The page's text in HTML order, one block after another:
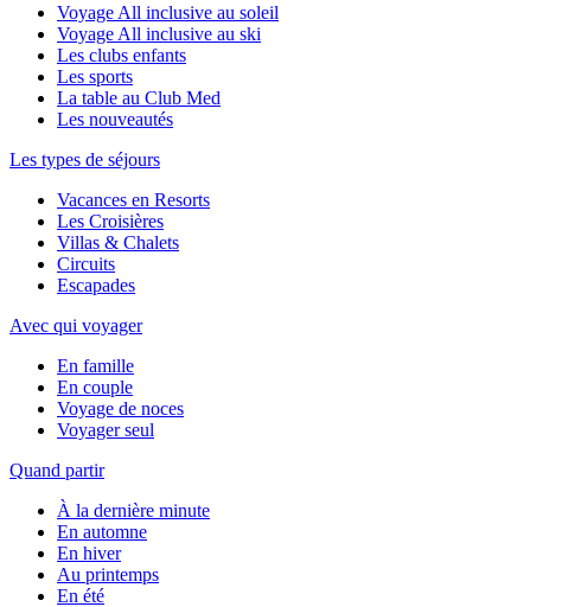
Voyage All inclusive au soleil
Voyage All inclusive au ski
Les clubs enfants
Les sports
La table au Club Med
Les nouveautés
Les types de séjours
Vacances en Resorts
Les Croisières
Villas & Chalets
Circuits
Escapades
Avec qui voyager
En famille
En couple
Voyage de noces
Voyager seul
Quand partir
À la dernière minute
En automne
En hiver
Au printemps
En été